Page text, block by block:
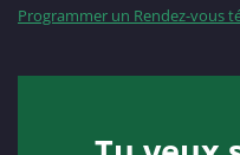
Programmer un Rendez-vous